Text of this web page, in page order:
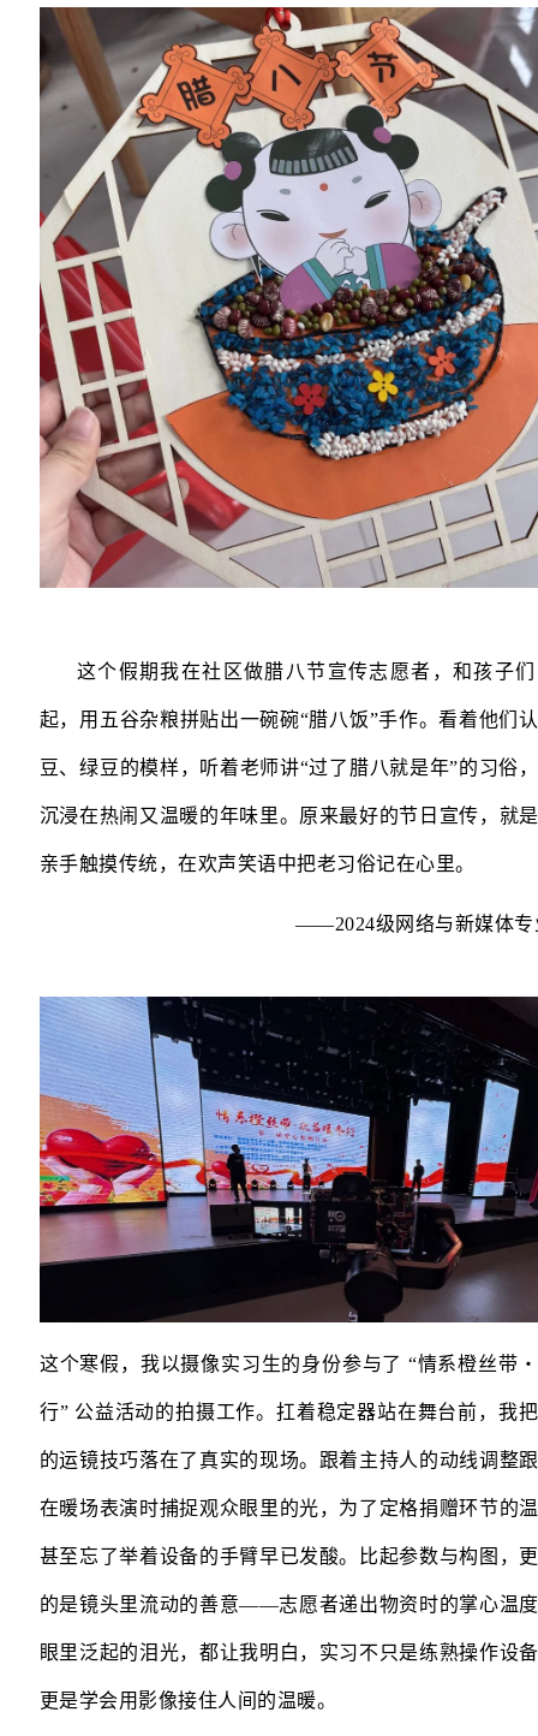
这个假期我在社区做腊八节宣传志愿者，和孩子
起，用五谷杂粮拼贴出一碗碗“腊八饭”手作。看着他们
豆、绿豆的模样，听着老师讲“过了腊八就是年”的习俗
沉浸在热闹又温暖的年味里。原来最好的节日宣传，就
亲手触摸传统，在欢声笑语中把老习俗记在心里。
——2024级网络与新媒体专
这个寒假，我以摄像实习生的身份参与了 “情系橙丝带
行” 公益活动的拍摄工作。扛着稳定器站在舞台前，我
的运镜技巧落在了真实的现场。跟着主持人的动线调整
在暖场表演时捕捉观众眼里的光，为了定格捐赠环节的
甚至忘了举着设备的手臂早已发酸。比起参数与构图，
的是镜头里流动的善意——志愿者递出物资时的掌心温
眼里泛起的泪光，都让我明白，实习不只是练熟操作设
更是学会用影像接住人间的温暖。